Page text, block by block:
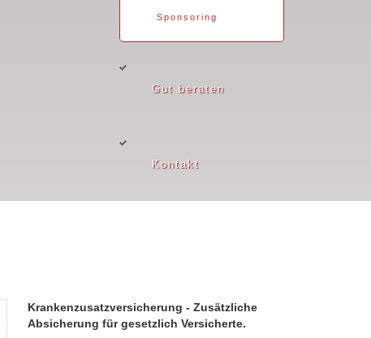
Sponsoring
Gut beraten
Kontakt
Krankenzusatzversicherung - Zusätzliche
Absicherung für gesetzlich Versicherte.